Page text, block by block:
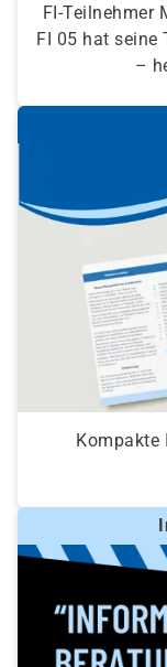
FI-Teilnehmer
FI 05 hat seine
–